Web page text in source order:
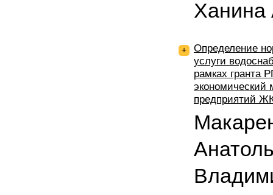
Ханина
+
Определение
услуги
рамках гранта
экономический
предприятий